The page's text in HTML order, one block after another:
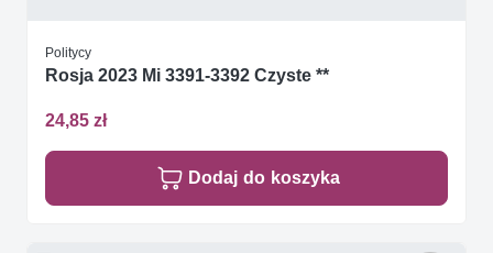
Politycy
Rosja 2023 Mi 3391-3392 Czyste **
24,85 zł
Dodaj do koszyka